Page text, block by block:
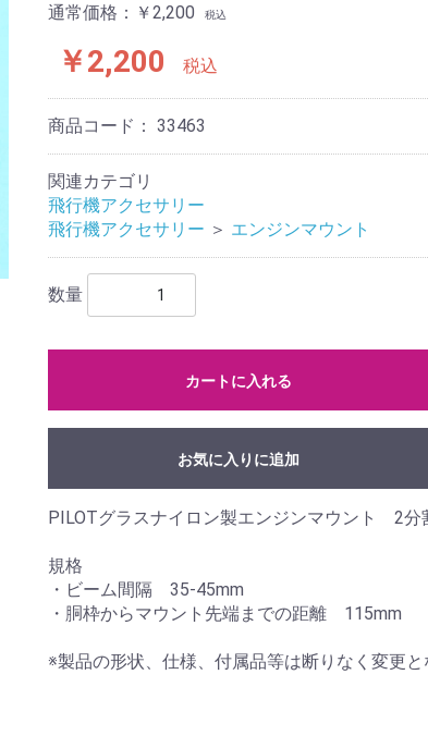
通常価格：￥2,200 税込
￥2,200 税込
商品コード： 33463
関連カテゴリ
飛行機アクセサリー
飛行機アクセサリー ＞ エンジンマウント
数量
カートに入れる
お気に入りに追加
PILOTグラスナイロン製エンジンマウント 2分
規格
・ビーム間隔 35-45mm
・胴枠からマウント先端までの距離 115mm
※製品の形状、仕様、付属品等は断りなく変更と